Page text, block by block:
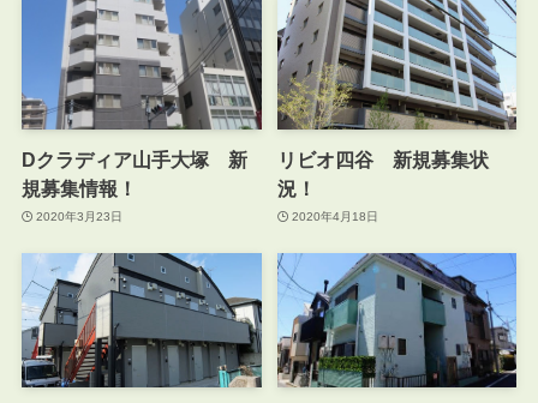
Dクラディア山手大塚 新
規募集情報！
2020年3月23日
リビオ四谷 新規募集状
況！
2020年4月18日